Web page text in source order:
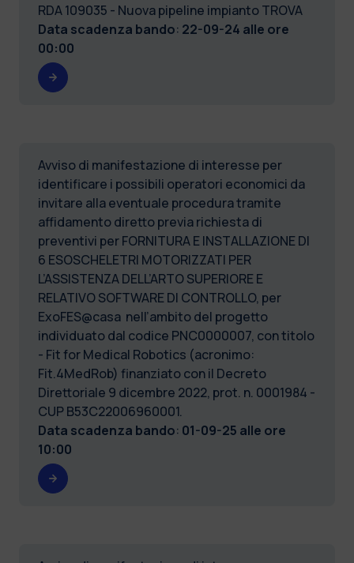
RDA 109035 - Nuova pipeline impianto TROVA
Data scadenza bando: 22-09-24 alle ore
00:00
Avviso di manifestazione di interesse per
identificare i possibili operatori economici da
invitare alla eventuale procedura tramite
affidamento diretto previa richiesta di
preventivi per FORNITURA E INSTALLAZIONE DI
6 ESOSCHELETRI MOTORIZZATI PER
L’ASSISTENZA DELL’ARTO SUPERIORE E
RELATIVO SOFTWARE DI CONTROLLO, per
ExoFES@casa nell’ambito del progetto
individuato dal codice PNC0000007, con titolo
- Fit for Medical Robotics (acronimo:
Fit.4MedRob) finanziato con il Decreto
Direttoriale 9 dicembre 2022, prot. n. 0001984 -
CUP B53C22006960001.
Data scadenza bando: 01-09-25 alle ore
10:00